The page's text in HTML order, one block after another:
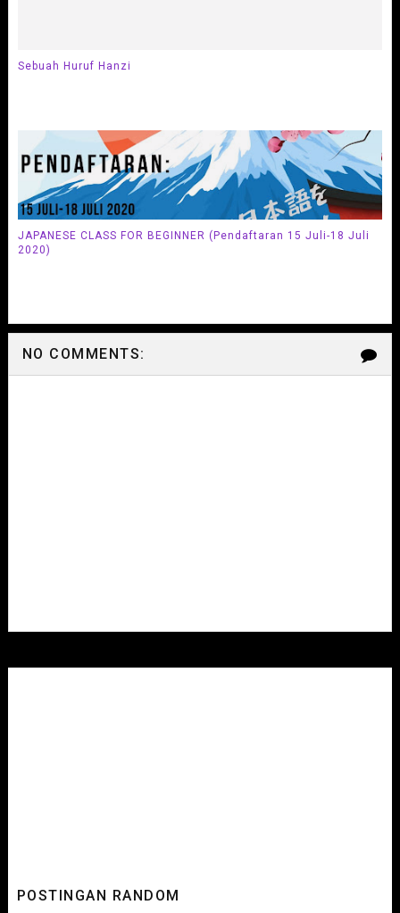
Sebuah Huruf Hanzi
JAPANESE CLASS FOR BEGINNER (Pendaftaran 15 Juli-18 Juli
2020)
NO COMMENTS:
POSTINGAN RANDOM